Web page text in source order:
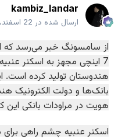
kambiz_landar
ارسال شده در 22 اسفند، 2022
از سامسونگ خبر می‌رسد که
7 اینچی مجهز به اسکنر
هندوستان تولید کرده است.
بانک‌ها و دولت‌ الکترونیک
هویت در مراودات بانکی این
اسکنر عنبیه چشم راهی برای